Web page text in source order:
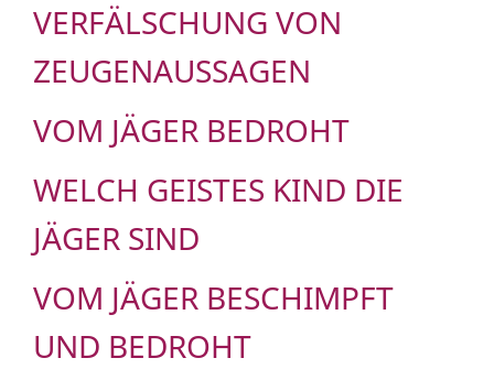
VERFÄLSCHUNG VON
ZEUGENAUSSAGEN
VOM JÄGER BEDROHT
WELCH GEISTES KIND DIE
JÄGER SIND
VOM JÄGER BESCHIMPFT
UND BEDROHT